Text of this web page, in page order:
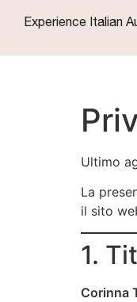
Experience Italian
Ultimo
La
il sito
1.
Corinna